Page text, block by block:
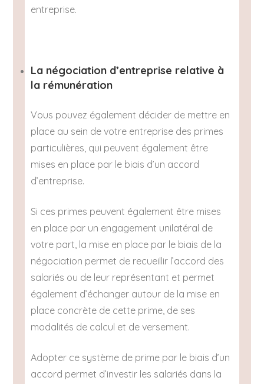
entreprise.
La négociation d’entreprise relative à
la rémunération
Vous pouvez également décider de mettre en
place au sein de votre entreprise des primes
particulières, qui peuvent également être
mises en place par le biais d’un accord
d’entreprise.
Si ces primes peuvent également être mises
en place par un engagement unilatéral de
votre part, la mise en place par le biais de la
négociation permet de recueillir l’accord des
salariés ou de leur représentant et permet
également d’échanger autour de la mise en
place concrète de cette prime, de ses
modalités de calcul et de versement.
Adopter ce système de prime par le biais d’un
accord permet d’investir les salariés dans la